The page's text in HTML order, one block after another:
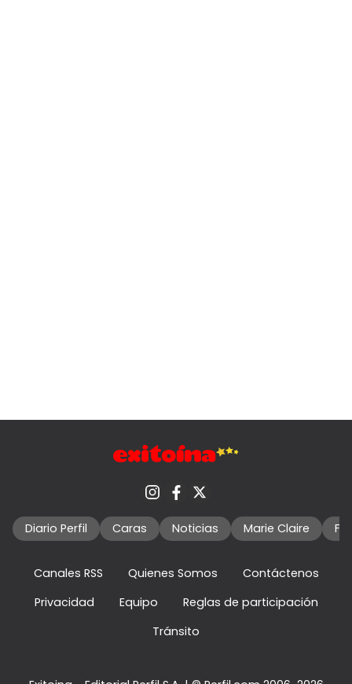
Diario Perfil Caras Noticias Marie Claire
Canales RSS Quienes Somos
Contáctenos
Privacidad
Equipo
Reglas de participación
Tránsito